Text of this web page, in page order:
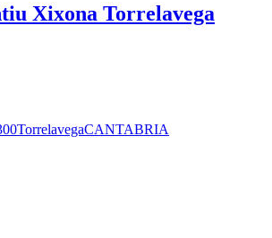
Xixona Torrelavega
TorrelavegaCANTABRIA